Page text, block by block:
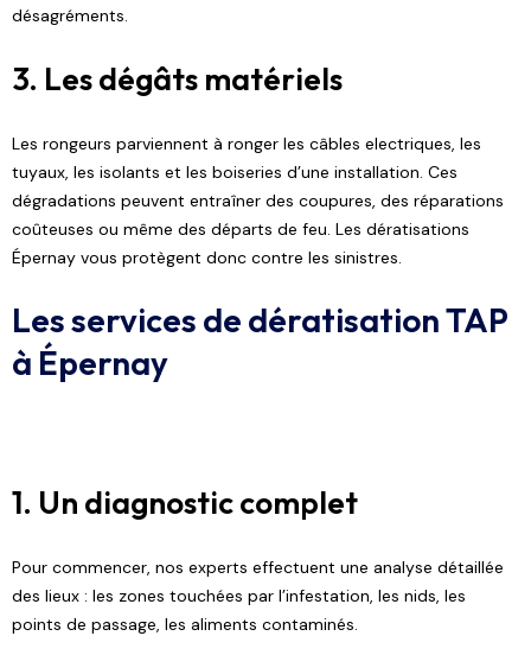
désagréments.
3. Les dégâts matériels
Les rongeurs parviennent à ronger les câbles electriques, les
tuyaux, les isolants et les boiseries d’une installation. Ces
dégradations peuvent entraîner des coupures, des réparations
coûteuses ou même des départs de feu. Les dératisations
Épernay vous protègent donc contre les sinistres.
Les services de dératisation TAP
à Épernay
1. Un diagnostic complet
Pour commencer, nos experts effectuent une analyse détaillée
des lieux : les zones touchées par l’infestation, les nids, les
points de passage, les aliments contaminés.